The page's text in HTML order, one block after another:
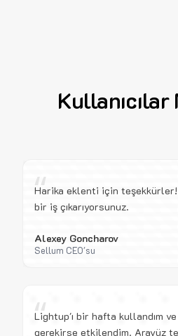
“
Harika eklenti için teşekkürler!
bir iş çıkarıyorsunuz.
Alexey Goncharov
Sellum CEO'su
“
Lightup'ı bir hafta kullandım
gerekirse etkilendim. Arayüz